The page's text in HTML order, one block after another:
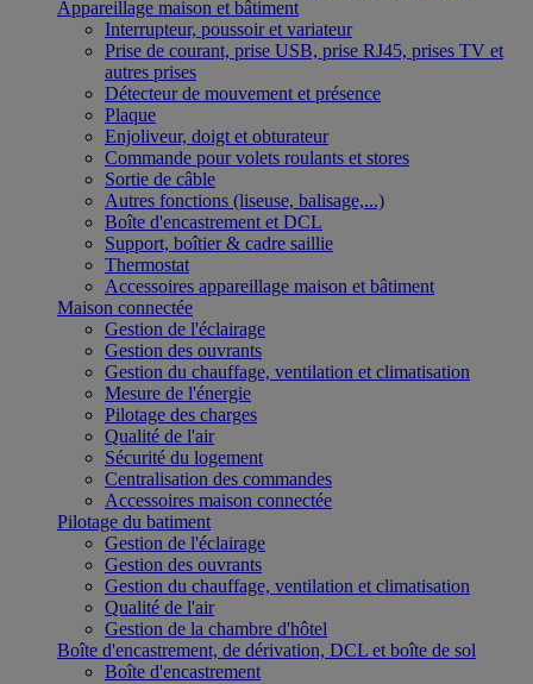
Appareillage maison et bâtiment
Interrupteur, poussoir et variateur
Prise de courant, prise USB, prise RJ45, prises TV et
autres prises
Détecteur de mouvement et présence
Plaque
Enjoliveur, doigt et obturateur
Commande pour volets roulants et stores
Sortie de câble
Autres fonctions (liseuse, balisage,...)
Boîte d'encastrement et DCL
Support, boîtier & cadre saillie
Thermostat
Accessoires appareillage maison et bâtiment
Maison connectée
Gestion de l'éclairage
Gestion des ouvrants
Gestion du chauffage, ventilation et climatisation
Mesure de l'énergie
Pilotage des charges
Qualité de l'air
Sécurité du logement
Centralisation des commandes
Accessoires maison connectée
Pilotage du batiment
Gestion de l'éclairage
Gestion des ouvrants
Gestion du chauffage, ventilation et climatisation
Qualité de l'air
Gestion de la chambre d'hôtel
Boîte d'encastrement, de dérivation, DCL et boîte de sol
Boîte d'encastrement